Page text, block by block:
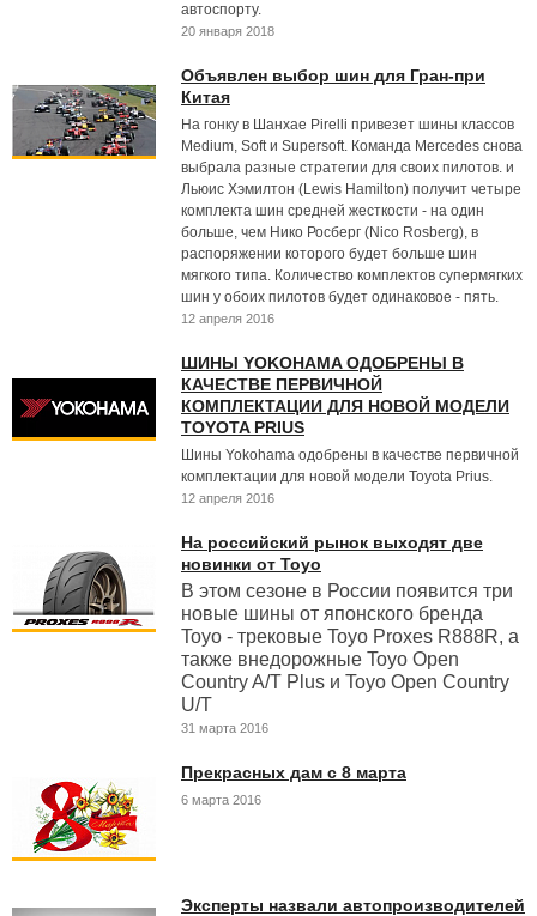
автоспорту.
20 января 2018
Объявлен выбор шин для Гран-при
Китая
На гонку в Шанхае Pirelli привезет шины классов
Medium, Soft и Supersoft. Команда Mercedes снова
выбрала разные стратегии для своих пилотов. и
Льюис Хэмилтон (Lewis Hamilton) получит четыре
комплекта шин средней жесткости - на один
больше, чем Нико Росберг (Nico Rosberg), в
распоряжении которого будет больше шин
мягкого типа. Количество комплектов супермягких
шин у обоих пилотов будет одинаковое - пять.
12 апреля 2016
ШИНЫ YOKOHAMA ОДОБРЕНЫ В
КАЧЕСТВЕ ПЕРВИЧНОЙ
КОМПЛЕКТАЦИИ ДЛЯ НОВОЙ МОДЕЛИ
TOYOTA PRIUS
Шины Yokohama одобрены в качестве первичной
комплектации для новой модели Toyota Prius.
12 апреля 2016
На российский рынок выходят две
новинки от Toyo
В этом сезоне в России появится три
новые шины от японского бренда
Toyo - трековые Toyo Proxes R888R, а
также внедорожные Toyo Open
Country A/T Plus и Toyo Open Country
U/T
31 марта 2016
Прекрасных дам с 8 марта
6 марта 2016
Эксперты назвали автопроизводителей